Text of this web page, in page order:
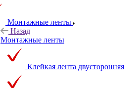
Монтажные ленты
Назад
Монтажные ленты
Клейкая лента двусторонняя